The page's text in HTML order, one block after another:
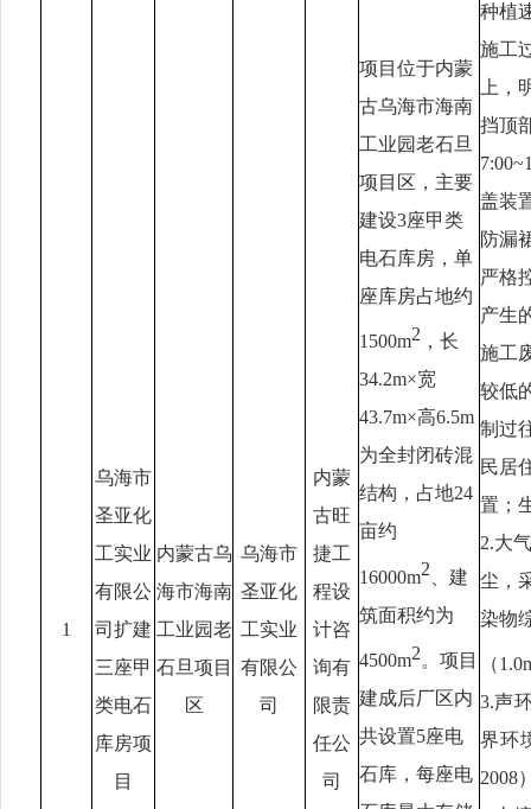
1
乌海市
圣亚化
工实业
有限公
司扩建
三座甲
类电石
库房项
目
内蒙古乌
海市海南
工业园老
石旦项目
区
乌海市
圣亚化
工实业
有限公
司
内蒙
古旺
捷工
程设
计咨
询有
限责
任公
司
项目位于内蒙
古乌海市海南
工业园老石旦
项目区，主要
建设3座甲类
电石库房，单
座库房占地约
1500m2 ，长
34.2m×宽
43.7m×高6.5m
为全封闭砖混
结构，占地24
亩约
16000m2 、建
筑面积约为
4500m2。项目
建成后厂区内
共设置5座电
石库，每座电
种植
施工
上，
挡顶
盖装
防漏
严格
产生
施工
较低
制过
民居
置；
2.大
尘，
染物
（
3.声
界环
2008